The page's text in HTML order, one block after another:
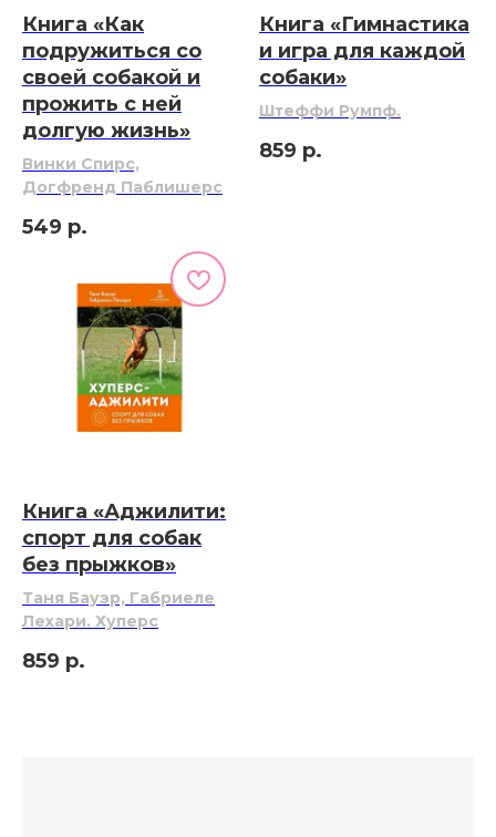
Книга «Как
подружиться со
своей собакой и
прожить с ней
долгую жизнь»
Винки Спирс,
Догфренд Паблишерс
549 р.
Книга «Гимнастика
и игра для каждой
собаки»
Штеффи Румпф.
859 р.
Книга «Аджилити:
спорт для собак
без прыжков»
Таня Бауэр, Габриеле
Лехари. Хуперс
859 р.